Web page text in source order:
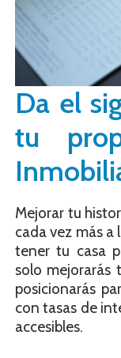
Da el
tu
Mejorar tu
cada vez más
tener tu casa
solo mejorarás
posicionarás
con tasas de
accesibles.